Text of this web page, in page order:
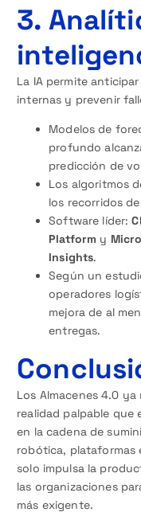
3.
La IA permite
internas y prevenir
Modelos de
profundo
predicción de
Los algoritmos
los recorridos
Software líder:
Platform y
Insights.
Según un
operadores
mejora de al
entregas.
Los Almacenes 4.0
realidad palpable
en la cadena de
robótica, plataformas
solo impulsa la
las organizaciones
más exigente.